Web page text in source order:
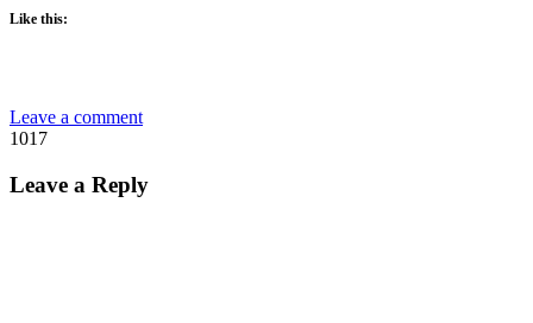
Like this:
Leave a comment
1017
Leave a Reply